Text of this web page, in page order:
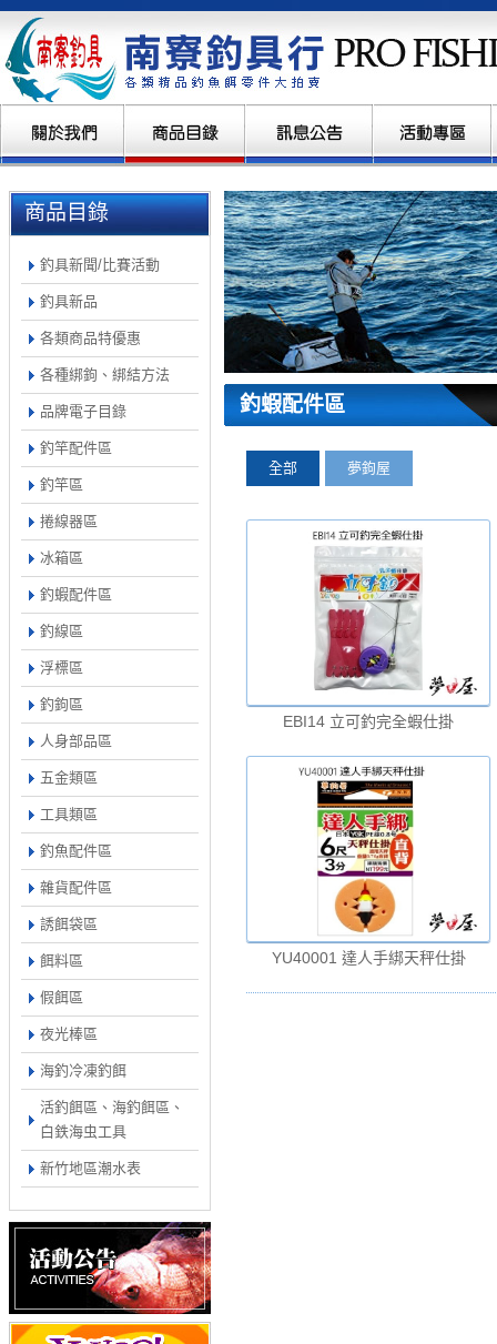
商品目錄
釣具新聞/比賽活動
釣具新品
各類商品特優惠
各種綁鉤、綁結方法
品牌電子目錄
釣竿配件區
釣竿區
捲線器區
冰箱區
釣蝦配件區
釣線區
浮標區
釣鉤區
人身部品區
五金類區
工具類區
釣魚配件區
雜貨配件區
誘餌袋區
餌料區
假餌區
夜光棒區
海釣冷凍釣餌
活釣餌區、海釣餌區、
白鉄海虫工具
新竹地區潮水表
釣蝦配件區
全部 夢鉤屋
EBI14 立可釣完全蝦仕掛
YU40001 達人手綁天秤仕掛